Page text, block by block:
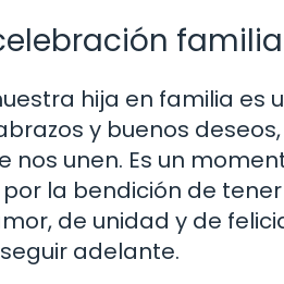
hija en familia es
y buenos
nos unen. Es un
la bendición de
de unidad y de
adelante.